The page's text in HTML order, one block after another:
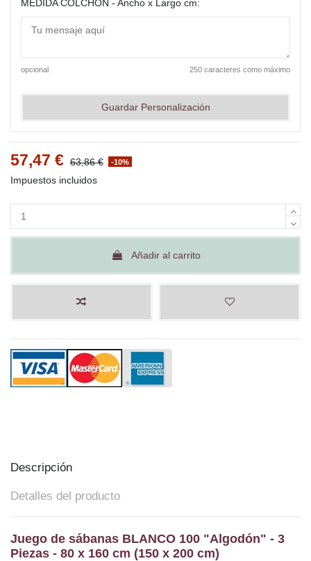
MEDIDA COLCHÓN - Ancho x Largo cm:
opcional 250 caracteres como máximo
Guardar Personalización
57,47 € 63,86 € -10%
Impuestos incluidos
Añadir al carrito
Descripción
Detalles del producto
Juego de sábanas BLANCO 100 "Algodón" - 3
Piezas - 80 x 160 cm (150 x 200 cm)